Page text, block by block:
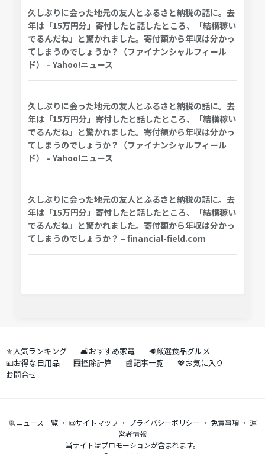
久しぶりに会った地元の友人とふるさと納税の話に。去
年は「15万円分」寄付したと話したところ、「結構稼い
でるんだね」と驚かれました。寄付額から年収は分かっ
てしまうのでしょうか？（ファイナンシャルフィール
ド） – Yahoo!ニュース
久しぶりに会った地元の友人とふるさと納税の話に。去
年は「15万円分」寄付したと話したところ、「結構稼い
でるんだね」と驚かれました。寄付額から年収は分かっ
てしまうのでしょうか？（ファイナンシャルフィール
ド） – Yahoo!ニュース
久しぶりに会った地元の友人とふるさと納税の話に。去
年は「15万円分」寄付したと話したところ、「結構稼い
でるんだね」と驚かれました。寄付額から年収は分かっ
てしまうのでしょうか？ – financial-field.com
⚜️人気ランキング 🛋️おすすめ家電
🥩厳選食品グルメ
💴お得な日用品
🧮控除計算 📰記事一覧
💖お気に入り
お問合せ
📃ニュース一覧・ 📜サイトマップ・ プライバシーポリシー ・ 免責事項・ 運
営者情報
当サイトはプロモーションが含まれます。